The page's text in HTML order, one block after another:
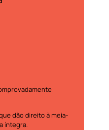
dão direito à meia-
íntegra.